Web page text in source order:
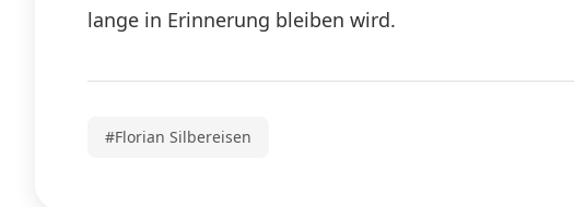
lange in Erinnerung bleiben wird.
#Florian Silbereisen